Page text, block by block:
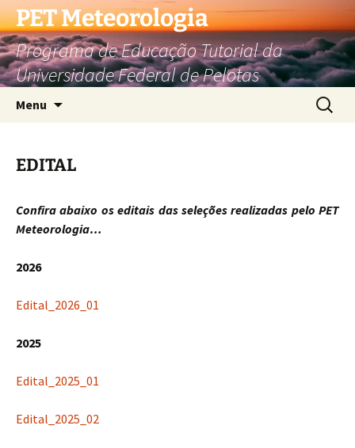
Pular
para
o
conteúdo
PET Meteorologia
Programa de Educação Tutorial da
Universidade Federal de Pelotas
Menu
por:
EDITAL
Confira abaixo os editais das seleções realizadas pelo PET
Meteorologia…
2026
Edital_2026_01
2025
Edital_2025_01
Edital_2025_02